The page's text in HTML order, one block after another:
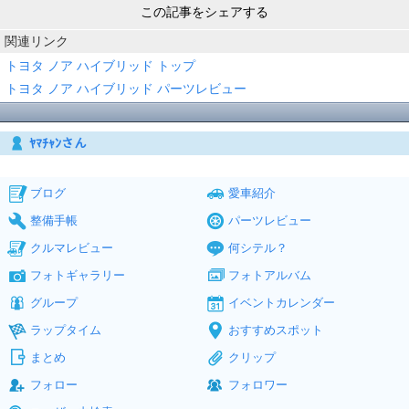
この記事をシェアする
関連リンク
トヨタ ノア ハイブリッド トップ
トヨタ ノア ハイブリッド パーツレビュー
ﾔﾏﾁｬﾝさん
ブログ
愛車紹介
整備手帳
パーツレビュー
クルマレビュー
何シテル？
フォトギャラリー
フォトアルバム
グループ
イベントカレンダー
ラップタイム
おすすめスポット
まとめ
クリップ
フォロー
フォロワー